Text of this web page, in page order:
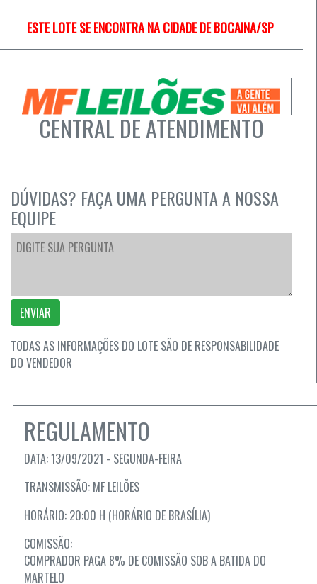
ESTE LOTE SE ENCONTRA NA CIDADE DE BOCAINA/SP
CENTRAL DE ATENDIMENTO
DÚVIDAS? FAÇA UMA PERGUNTA A NOSSA
EQUIPE
ENVIAR
TODAS AS INFORMAÇÕES DO LOTE SÃO DE RESPONSABILIDADE
DO VENDEDOR
REGULAMENTO
DATA: 13/09/2021 - SEGUNDA-FEIRA
TRANSMISSÃO: MF LEILÕES
HORÁRIO: 20:00 H (HORÁRIO DE BRASÍLIA)
COMISSÃO:
COMPRADOR PAGA 8% DE COMISSÃO SOB A BATIDA DO
MARTELO